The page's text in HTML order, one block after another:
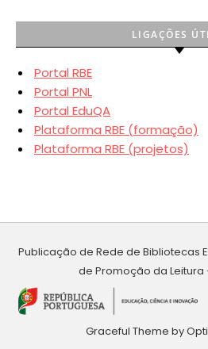
LIGAÇÕES
Portal RBE
Portal PNL
Portal EduQA
Plataforma RBE (formação)
Plataforma RBE (projetos)
Publicação de Rede de Bibliotecas
de Promoção da Leitura ·
Graceful Theme by